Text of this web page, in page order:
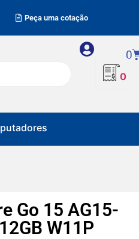
Peça uma cotação
0
0
Go 15 AG15-
W11P